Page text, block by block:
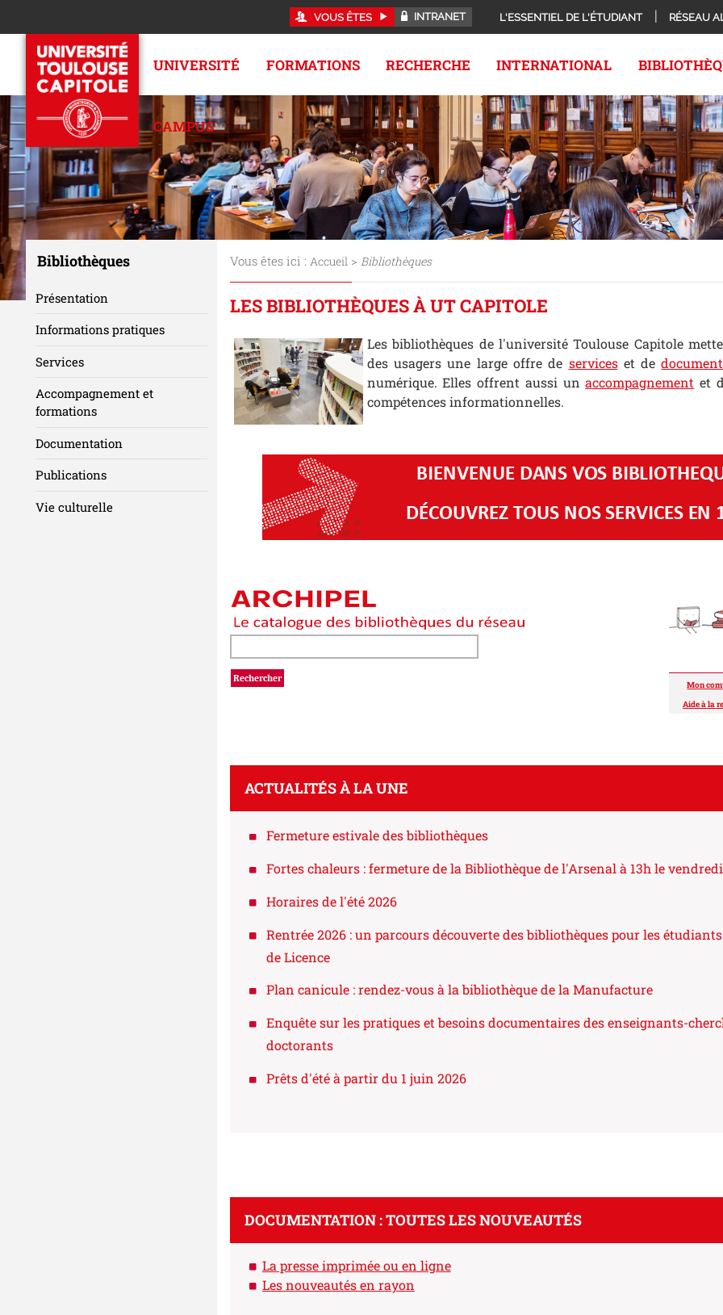
VOUS ÊTES INTRANET L'ESSENTIEL DE L'ÉTUDIANT RÉSEAU
UNIVERSITÉ FORMATIONS RECHERCHE INTERNATIONAL
CAMPUS
Vous êtes ici : Accueil> Bibliothèques
LES BIBLIOTHÈQUES À UT CAPITOLE
Les bibliothèques de l'université Toulouse Capitole
des usagers une large offre de serviceset de
numérique. Elles offrent aussi unaccompagnement et
compétences informationnelles.
Mon
Aide à la
ACTUALITÉS À LA UNE
Fermeture estivale des bibliothèques
Fortes chaleurs : fermeture de la Bibliothèque de l'Arsenal à 13h le
Horaires de l'été 2026
Rentrée 2026 : un parcours découverte des bibliothèques pour les
de Licence
Plan canicule : rendez-vous à la bibliothèque de la Manufacture
Enquête sur les pratiques et besoins documentaires des enseignants-
doctorants
Prêts d'été à partir du 1 juin 2026
DOCUMENTATION : TOUTES LES NOUVEAUTÉS
La presse imprimée ou en ligne
Les nouveautés en rayon
Bibliothèques
Présentation
Informations pratiques
Services
Accompagnement et
formations
Documentation
Publications
Vie culturelle